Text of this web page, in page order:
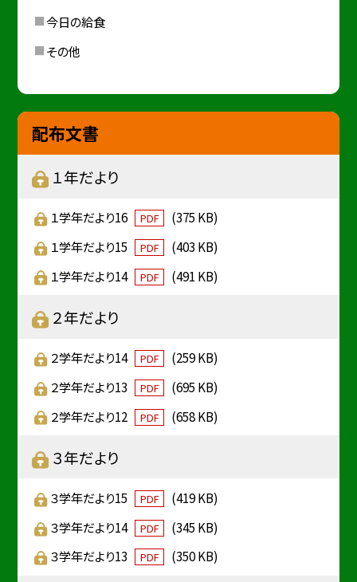
今日の給食
その他
配布文書
１年だより
１学年だより16 PDF
(375 KB)
１学年だより15
PDF
(403 KB)
１学年だより14
PDF (491 KB)
２年だより
２学年だより14 PDF
(259 KB)
２学年だより13
PDF
(695 KB)
２学年だより12
PDF (658 KB)
３年だより
３学年だより15 PDF
(419 KB)
３学年だより14
PDF
(345 KB)
３学年だより13
PDF (350 KB)